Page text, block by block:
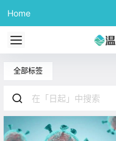
Home
全部标签